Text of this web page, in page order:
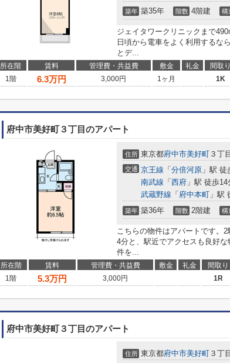
築年 築35年 階数 4階建 構
ジェイタワークリニックまで
日頃から電車をよく利用するな
とデ...
所在階 賃料 管理費・共益費 敷金 礼金 間取り
1階
6.3万円 3,000円 1ヶ月 1K
府中市美好町３丁目のアパート
住所 東京都府中市美好町 ３丁目
交通 京王線 「 分倍河原 」駅 徒
南武線 「 西府 」駅 徒歩14
武蔵野線 「 府中本町 」駅
築年 築36年 階数 2階建 構
こちらの物件はアパートです。
4分と、駅近でアクセスも良好
件を...
所在階 賃料 管理費・共益費 敷金 礼金 間取り
1階
5.3万円 3,000円 1R
府中市美好町３丁目のアパート
住所 東京都府中市美好町 ３丁目